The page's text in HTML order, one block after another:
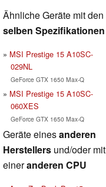
Ähnliche Geräte mit den
selben Spezifikationen
MSI Prestige 15 A10SC-
029NL
GeForce GTX 1650 Max-Q
MSI Prestige 15 A10SC-
060XES
GeForce GTX 1650 Max-Q
Geräte einesanderen
Herstellers und/oder mit
eineranderen CPU